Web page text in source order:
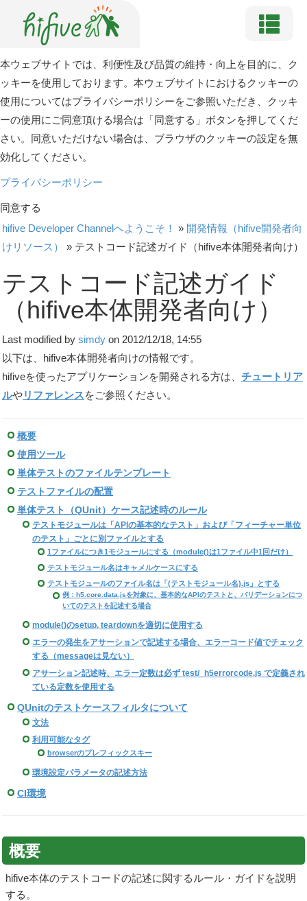
本ウェブサイトでは、利便性及び品質の維持・向上を目的に、ク
ッキーを使用しております。本ウェブサイトにおけるクッキーの
使用についてはプライバシーポリシーをご参照いただき、クッキ
ーの使用にご同意頂ける場合は「同意する」ボタンを押してくだ
さい。同意いただけない場合は、ブラウザのクッキーの設定を無
効化してください。
プライバシーポリシー
同意する
hifive Developer Channelへようこそ！ » 開発情報（hifive開発者向
けリソース）
» テストコード記述ガイド（hifive本体開発者向け）
テストコード記述ガイド
（hifive本体開発者向け）
Last modified by simdy on 2012/12/18, 14:55
以下は、hifive本体開発者向けの情報です。
hifiveを使ったアプリケーションを開発される方は、 チュートリア
ルやリファレンスをご参照ください。
概要
使用ツール
単体テストのファイルテンプレート
テストファイルの配置
単体テスト（QUnit）ケース記述時のルール
テストモジュールは「APIの基本的なテスト」および「フィーチャー単位
のテスト」ごとに別ファイルとする
1ファイルにつき1モジュールにする（module()は1ファイル中1回だけ）
テストモジュール名はキャメルケースにする
テストモジュールのファイル名は「(テストモジュール名).js」とする
例：h5.core.data.jsを対象に、基本的なAPIのテストと、バリデーションにつ
いてのテストを記述する場合
module()のsetup, teardownを適切に使用する
エラーの発生をアサーションで記述する場合、エラーコード値でチェック
する（messageは見ない）
アサーション記述時、エラー定数は必ず test/_h5errorcode.js で定義され
ている定数を使用する
QUnitのテストケースフィルタについて
文法
利用可能なタグ
browserのプレフィックスキー
環境設定パラメータの記述方法
CI環境
概要
hifive本体のテストコードの記述に関するルール・ガイドを説明
する。